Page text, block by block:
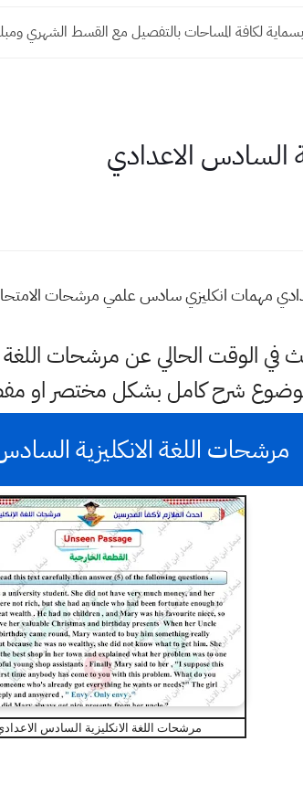
لكافة المساحات بالتفصيل مع القسط الشهري
السادس الاعدادي
مهمات انكليزي سادس علمي مرشحات
في الوقت الحالي عن مرشحات
شرح كامل بشكل مختصر او
مرشحات اللغة الانكليزية
مرشحات اللغة الانكليزية السادس